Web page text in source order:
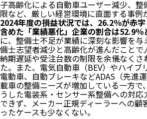
子高齢化による自動車ユーザー減少、
限など、厳しい経営環境に直面する事例
2024年度の損益状況では、26.2％が赤
含めた「業績悪化」企業の割合は52.9％
に、整備士不足が業績に深刻な影響を
備士志望者減少と高齢化が進んだことで
納期遅延や受注台数の制限を余儀なくさ
た。また、電気自動車（BEV）やハイブ
電動車、自動ブレーキなどADAS（先進
載車の整備ニーズが増加している一方で
うした電装系・センサー系整備への対
できず、メーカー正規ディーラーへの顧
ったケースも少なくない。